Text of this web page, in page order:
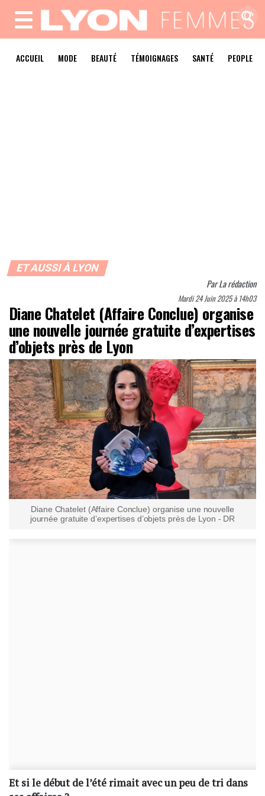
MENU
ACCUEIL MODE BEAUTÉ TÉMOIGNAGES SANTÉ PEOPLE
ET AUSSI À LYON
ParLa rédaction
Mardi 24 Juin 2025 à 14h03
Diane Chatelet (Affaire Conclue) organise
une nouvelle journée gratuite d’expertises
d’objets près de Lyon
Diane Chatelet (Affaire Conclue) organise une nouvelle
journée gratuite d’expertises d’objets près de Lyon - DR
Et si le début de l’été rimait avec un peu de tri dans